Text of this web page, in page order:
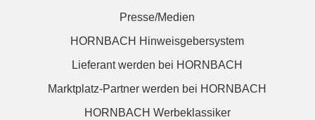
Presse/Medien
HORNBACH Hinweisgebersystem
Lieferant werden bei HORNBACH
Marktplatz-Partner werden bei HORNBACH
HORNBACH Werbeklassiker